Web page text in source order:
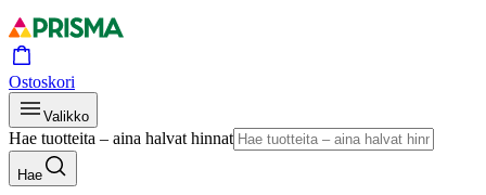
Ostoskori
Valikko
Hae tuotteita – aina halvat hinnat
Hae